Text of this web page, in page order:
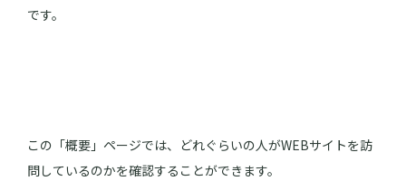
です。
この「概要」ページでは、どれぐらいの人がWEBサイトを訪
問しているのかを確認することができます。